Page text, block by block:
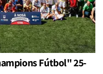
Fútbol" 25-